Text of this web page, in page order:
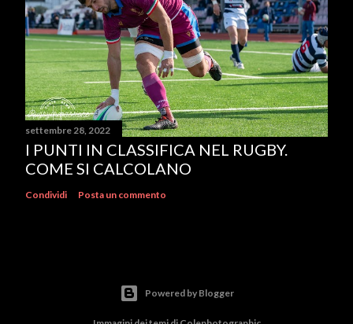
settembre 28, 2022
I PUNTI IN CLASSIFICA NEL RUGBY.
COME SI CALCOLANO
Condividi Posta un commento
Powered by Blogger